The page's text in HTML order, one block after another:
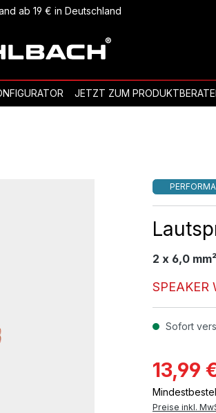
ab 19 € in Deutschland
JETZT ZUM
2 x 6,0 mm²
SPEAKER
Sofort
13,99
Preise inkl.